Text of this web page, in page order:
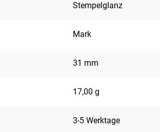
Stempelglanz
Mark
31 mm
17,00 g
3-5 Werktage